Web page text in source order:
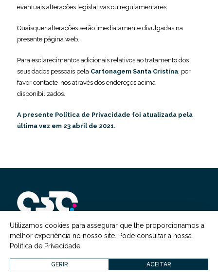
eventuais alterações legislativas ou regulamentares.
Quaisquer alterações serão imediatamente divulgadas na
presente página web.
Para esclarecimentos adicionais relativos ao tratamento dos
seus dados pessoais pela Cartonagem Santa Cristina, por
favor contacte-nos através dos endereços acima
disponibilizados.
A presente Política de Privacidade foi atualizada pela
última vez em 23 abril de 2021.
Com a nossa experiência e criatividade, a equipa da
apresentação prática e apelativa dos seus produtos ao seu
Utilizamos cookies para assegurar que lhe proporcionamos a
melhor experiência no nosso site. Pode consultar a nossa
Política de Privacidade
GERIR ACEITAR